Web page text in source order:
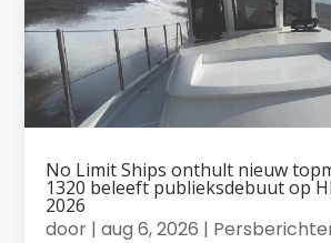
No Limit Ships onthult nieuw
1320 beleeft publieksdebuut op
2026
door |aug 6, 2026 |